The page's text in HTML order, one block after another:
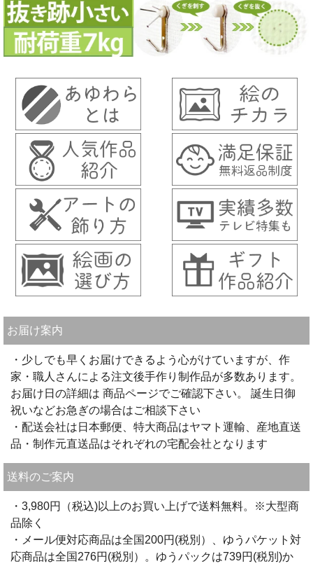
お届け案内
・少しでも早くお届けできるよう心がけていますが、作
家・職人さんによる注文後手作り制作品が多数あります。
お届け日の詳細は 商品ページでご確認下さい。 誕生日御
祝いなどお急ぎの場合はご相談下さい
・配送会社は日本郵便、特大商品はヤマト運輸、産地直送
品・制作元直送品はそれぞれの宅配会社となります
送料のご案内
・3,980円（税込)以上のお買い上げで送料無料。※大型商
品除く
・メール便対応商品は全国200円(税別）、ゆうパケット対
応商品は全国276円(税別）。ゆうパックは739円(税別)か